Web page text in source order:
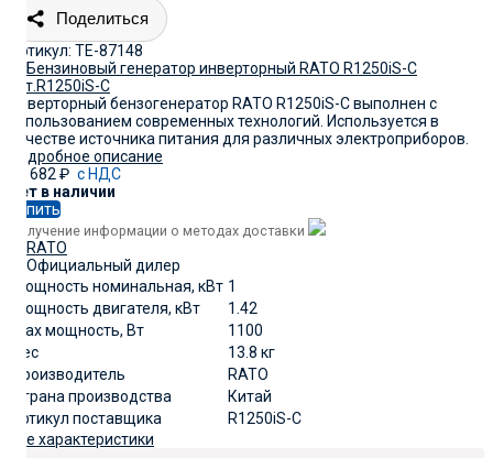
Поделиться
Артикул: TE-87148
Инверторный бензогенератор RATO R1250iS-C выполнен с
использованием современных технологий. Используется в
качестве источника питания для различных электроприборов.
Подробное описание
25 682 ₽ с НДС
Нет в наличии
Купить
Получение информации о методах доставки
Мощность номинальная, кВт 1
Мощность двигателя, кВт
1.42
Max мощность, Вт
1100
Вес
13.8 кг
Производитель
RATO
Страна производства
Китай
артикул поставщика
R1250iS-C
Все характеристики